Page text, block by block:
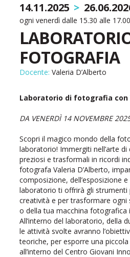
14.11.2025 >
ogni venerdì dalle 15.30 alle 17.00
FOTOGRAFIA
Docente: Valeria D’Alberto
Laboratorio di fotografia con
DA VENERDÌ 14 NOVEMBRE
Scopri il magico mondo della
laboratorio! Immergiti nell’arte
preziosi e trasformali in ricordi
fotografa Valeria D’Alberto,
composizione, dell’esposizione
laboratorio ti offrirà gli strumenti
creatività e per trasformare
o della tua macchina fotografica
All’interno del laboratorio, della
le attività svolte avranno
teoriche, per esporre una
all’interno del Centro Giovani